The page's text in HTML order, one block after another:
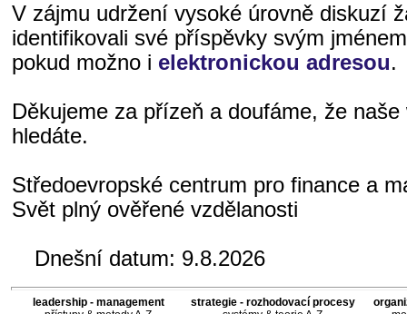
V zájmu udržení vysoké úrovně diskuzí
identifikovali své příspěvky svým
pokud možno i elektronickou adresou.
Děkujeme za přízeň a doufáme, že
hledáte.
Středoevropské centrum pro finance a
Svět plný ověřené vzdělanosti
Dnešní datum: 9.8.2026
leadership - management strategie - rozhodovací procesy